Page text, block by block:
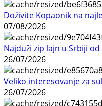
Doživite Kopaonik na
07/08/2026
Najduži zip lajn u Srbiji
26/07/2026
Veliko interesovanje za
26/07/2026